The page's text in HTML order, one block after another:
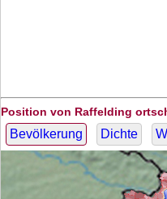
Position von Raffelding
Bevölkerung Dichte